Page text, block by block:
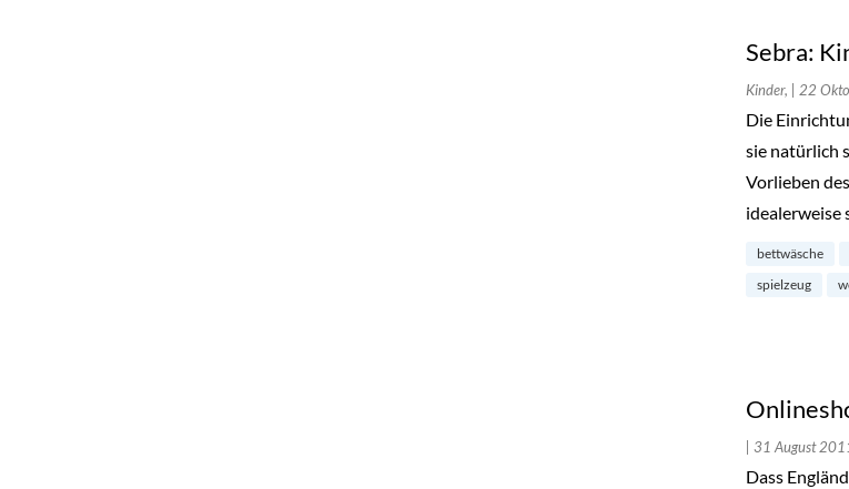
Sebra:
Kinder, | 22
Die
sie natürlich
Vorlieben
idealerweise
bettwäsche
spielzeug
| 31 August
Dass